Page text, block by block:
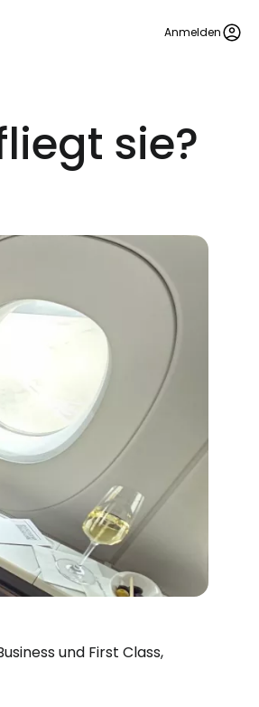
Anmelden
sie?
und First Class,